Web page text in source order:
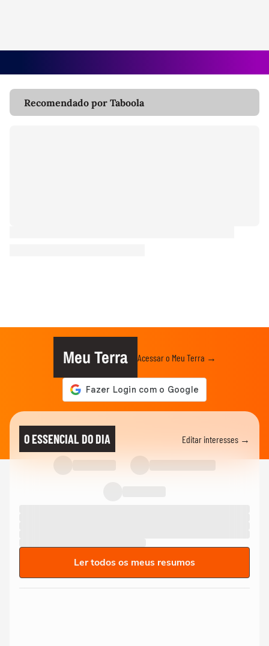
Recomendado por Taboola
Meu Terra Acessar o Meu Terra →
O ESSENCIAL DO DIA Editar interesses →
Ler todos os meus resumos